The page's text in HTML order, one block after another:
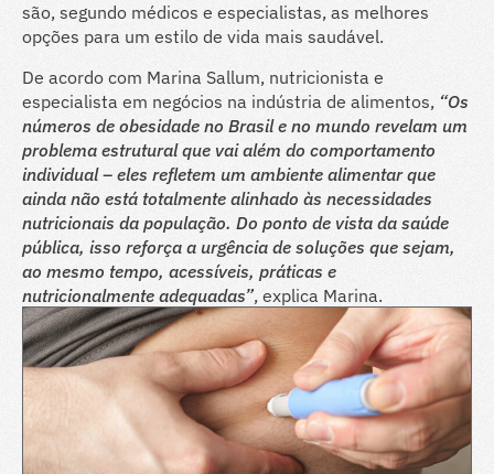
são, segundo médicos e especialistas, as melhores
opções para um estilo de vida mais saudável.
De acordo com Marina Sallum, nutricionista e
especialista em negócios na indústria de alimentos, “Os
números de obesidade no Brasil e no mundo revelam um
problema estrutural que vai além do comportamento
individual – eles refletem um ambiente alimentar que
ainda não está totalmente alinhado às necessidades
nutricionais da população. Do ponto de vista da saúde
pública, isso reforça a urgência de soluções que sejam,
ao mesmo tempo, acessíveis, práticas e
nutricionalmente adequadas”, explica Marina.